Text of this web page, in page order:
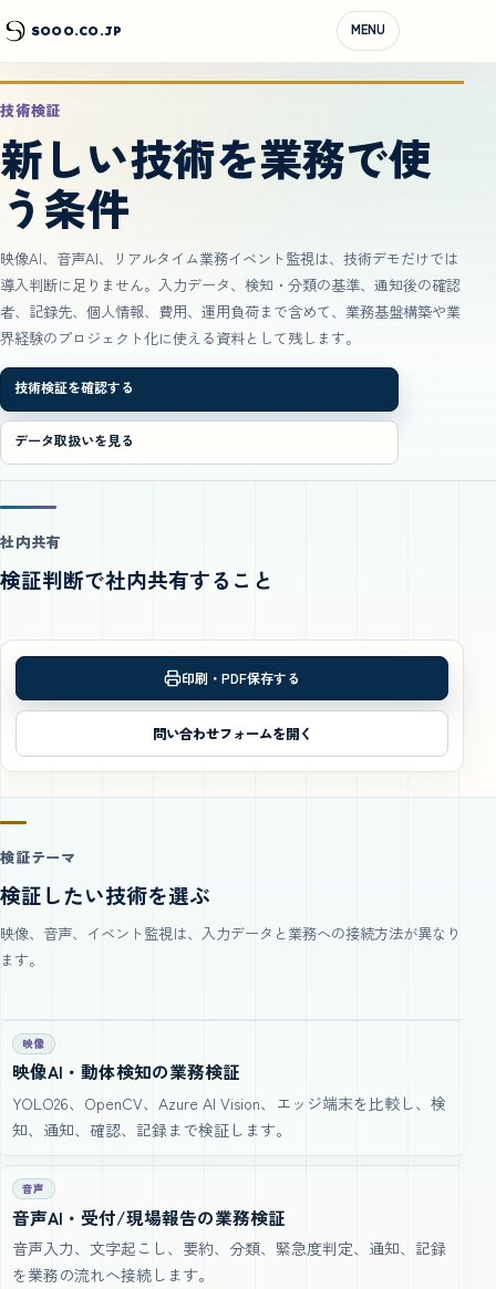
SOOO.CO.JP MENU
技術検証
新しい技術を業務で使
う条件
映像AI、音声AI、リアルタイム業務イベント監視は、技術デモだけでは
導入判断に足りません。入力データ、検知・分類の基準、通知後の確認
者、記録先、個人情報、費用、運用負荷まで含めて、業務基盤構築や業
界経験のプロジェクト化に使える資料として残します。
技術検証を確認する
データ取扱いを見る
社内共有
検証判断で社内共有すること
印刷・PDF保存する
問い合わせフォームを開く
検証テーマ
検証したい技術を選ぶ
映像、音声、イベント監視は、入力データと業務への接続方法が異なり
ます。
映像
映像AI・動体検知の業務検証
YOLO26、OpenCV、Azure AI Vision、エッジ端末を比較し、検
知、通知、確認、記録まで検証します。
音声
音声AI・受付/現場報告の業務検証
音声入力、文字起こし、要約、分類、緊急度判定、通知、記録
を業務の流れへ接続します。